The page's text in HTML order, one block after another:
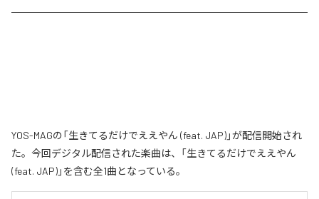
YOS-MAGの「生きてるだけでええやん (feat. JAP)」が配信開始され
た。今回デジタル配信された楽曲は、「生きてるだけでええやん
(feat. JAP)」を含む全1曲となっている。